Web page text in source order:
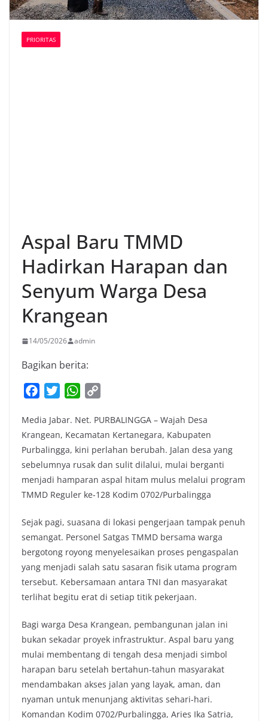
PRIORITAS
Aspal Baru TMMD
Hadirkan Harapan dan
Senyum Warga Desa
Krangean
14/05/2026 admin
Bagikan berita:
c
e
b
o
o
k
i
t
t
e
r
W
a
t
s
A
p
p
p
y
L
i
n
k
Media Jabar. Net. PURBALINGGA – Wajah Desa
Krangean, Kecamatan Kertanegara, Kabupaten
Purbalingga, kini perlahan berubah. Jalan desa yang
sebelumnya rusak dan sulit dilalui, mulai berganti
menjadi hamparan aspal hitam mulus melalui program
TMMD Reguler ke-128 Kodim 0702/Purbalingga
Sejak pagi, suasana di lokasi pengerjaan tampak penuh
semangat. Personel Satgas TMMD bersama warga
bergotong royong menyelesaikan proses pengaspalan
yang menjadi salah satu sasaran fisik utama program
tersebut. Kebersamaan antara TNI dan masyarakat
terlihat begitu erat di setiap titik pekerjaan.
Bagi warga Desa Krangean, pembangunan jalan ini
bukan sekadar proyek infrastruktur. Aspal baru yang
mulai membentang di tengah desa menjadi simbol
harapan baru setelah bertahun-tahun masyarakat
mendambakan akses jalan yang layak, aman, dan
nyaman untuk menunjang aktivitas sehari-hari.
Komandan Kodim 0702/Purbalingga, Aries Ika Satria,